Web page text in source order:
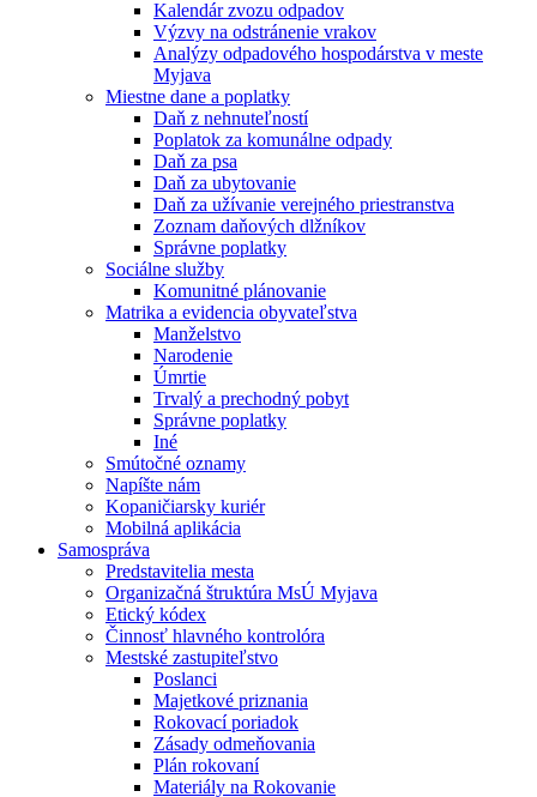
Kalendár zvozu odpadov
Výzvy na odstránenie vrakov
Analýzy odpadového hospodárstva v meste
Myjava
Miestne dane a poplatky
Daň z nehnuteľností
Poplatok za komunálne odpady
Daň za psa
Daň za ubytovanie
Daň za užívanie verejného priestranstva
Zoznam daňových dlžníkov
Správne poplatky
Sociálne služby
Komunitné plánovanie
Matrika a evidencia obyvateľstva
Manželstvo
Narodenie
Úmrtie
Trvalý a prechodný pobyt
Správne poplatky
Iné
Smútočné oznamy
Napíšte nám
Kopaničiarsky kuriér
Mobilná aplikácia
Samospráva
Predstavitelia mesta
Organizačná štruktúra MsÚ Myjava
Etický kódex
Činnosť hlavného kontrolóra
Mestské zastupiteľstvo
Poslanci
Majetkové priznania
Rokovací poriadok
Zásady odmeňovania
Plán rokovaní
Materiály na Rokovanie